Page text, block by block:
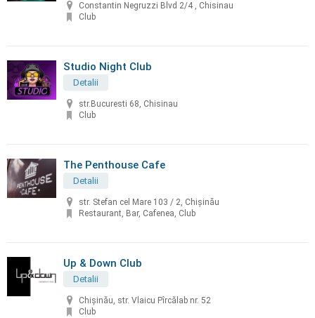
Constantin Negruzzi Blvd 2/4 , Chisinau
Club
Studio Night Club
Detalii
str.Bucuresti 68, Chisinau
Club
The Penthouse Cafe
Detalii
str. Stefan cel Mare 103 / 2, Chișinău
Restaurant, Bar, Cafenea, Club
Up & Down Club
Detalii
Chișinău, str. Vlaicu Pîrcălab nr. 52
Club